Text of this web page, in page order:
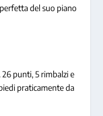
del suo piano
punti, 5 rimbalzi e
praticamente da